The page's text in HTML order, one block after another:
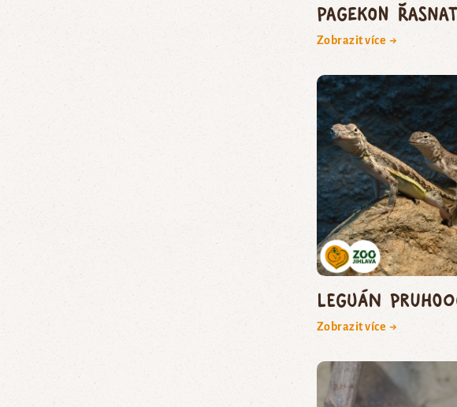
pagekon
Zobrazit více →
leguán
Zobrazit více →